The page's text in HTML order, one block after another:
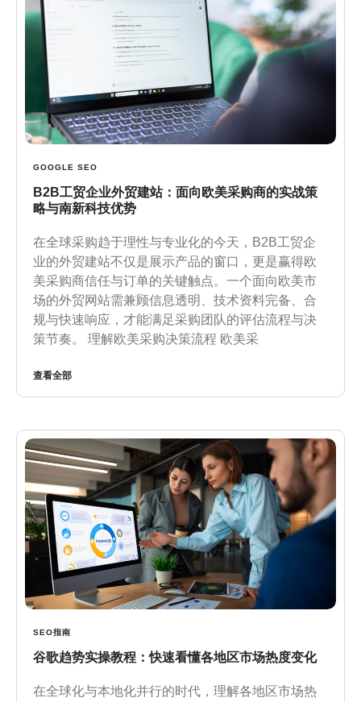
GOOGLE SEO
B2B工贸企业外贸建站：面向欧美采购商的实战策
略与南新科技优势
在全球采购趋于理性与专业化的今天，B2B工贸企
业的外贸建站不仅是展示产品的窗口，更是赢得欧
美采购商信任与订单的关键触点。一个面向欧美市
场的外贸网站需兼顾信息透明、技术资料完备、合
规与快速响应，才能满足采购团队的评估流程与决
策节奏。 理解欧美采购决策流程 欧美采
查看全部
SEO指南
谷歌趋势实操教程：快速看懂各地区市场热度变化
在全球化与本地化并行的时代，理解各地区市场热